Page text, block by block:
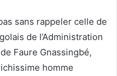
sans rappeler celle de
de l’Administration
Faure Gnassingbé,
homme